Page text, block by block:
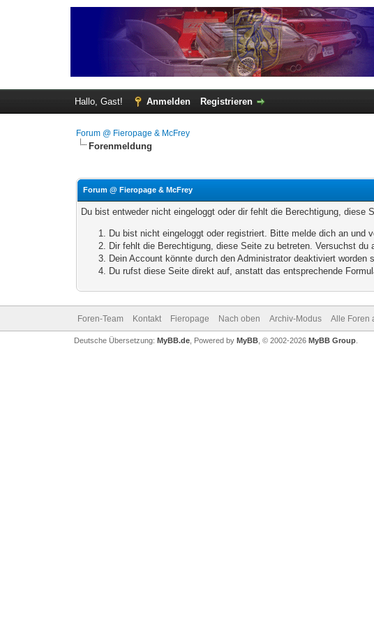
Hallo, Gast! Anmelden Registrieren
Forum @ Fieropage & McFrey
Forenmeldung
Forum @ Fieropage & McFrey
Du bist entweder nicht eingeloggt oder dir fehlt die Berechtigung, diese
Du bist nicht eingeloggt oder registriert. Bitte melde dich an und
Dir fehlt die Berechtigung, diese Seite zu betreten. Versuchst
Dein Account könnte durch den Administrator deaktiviert worden
Du rufst diese Seite direkt auf, anstatt das entsprechende
Foren-Team Kontakt Fieropage Nach oben Archiv-Modus Alle Foren
Deutsche Übersetzung: MyBB.de, Powered by MyBB, © 2002-2026 MyBB Group.